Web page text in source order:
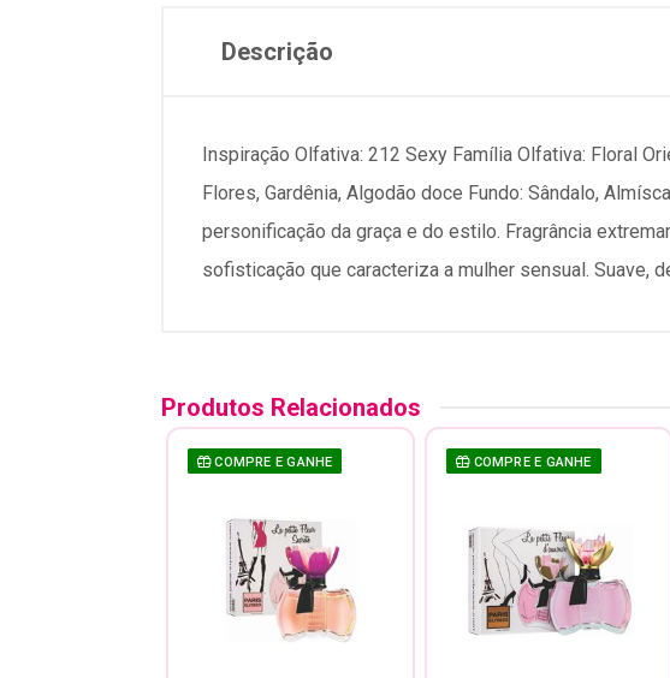
Descrição
Inspiração Olfativa: 212 Sexy Família Olfativa: Floral
Flores, Gardênia, Algodão doce Fundo: Sândalo,
personificação da graça e do estilo. Fragrância
sofisticação que caracteriza a mulher sensual. Suave,
Produtos Relacionados
COMPRE E GANHE COMPRE E GANHE